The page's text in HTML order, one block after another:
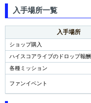
入手場所一覧
入手場所
ショップ購入
ハイスコアライブのドロップ報酬
各種ミッション
ファンイベント